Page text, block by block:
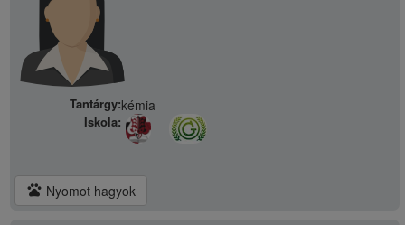
Tantárgy:kémia
Iskola:
pets Nyomot hagyok